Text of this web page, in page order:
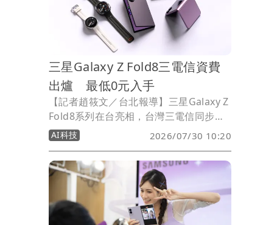
三星Galaxy Z Fold8三電信資費
出爐 最低0元入手
【記者趙筱文／台北報導】三星Galaxy Z
Fold8系列在台亮相，台灣三電信同步公
布預購與資費優惠。台灣大哥大、中華電
信及遠傳電信均自7月30日中午12時起開
放預購，搭配指定5G資費，Galaxy Z
Flip8最低0元入手；三家業者也分別祭出
舊機回收、VIP續約折扣、容量升級及抽
獎活動搶客。
AI科技 2026/07/30 10:20